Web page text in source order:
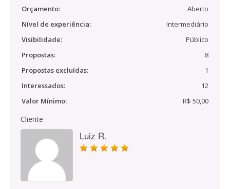
Orçamento:
Aberto
Nível de experiência:
Intermediário
Visibilidade:
Público
Propostas:
8
Propostas excluídas:
1
Interessados:
12
Valor Mínimo:
R$ 50,00
Cliente
Luiz R.